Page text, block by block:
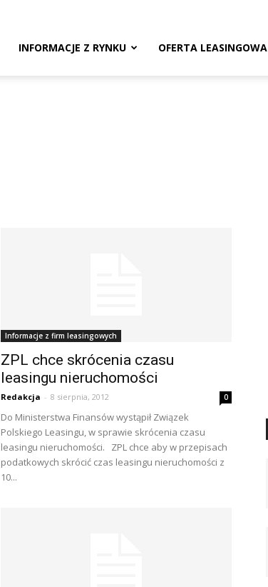
INFORMACJE Z RYNKU OFERTA LEASINGOWA
Informacje z firm leasingowych
ZPL chce skrócenia czasu
leasingu nieruchomości
Redakcja - 8 sierpnia, 2012 0
Do Ministerstwa Finansów wystąpił Związek
Polskiego Leasingu, w sprawie skrócenia czasu
leasingu nieruchomości. ZPL chce aby w przepisach
podatkowych skrócić czas leasingu nieruchomości z
10...